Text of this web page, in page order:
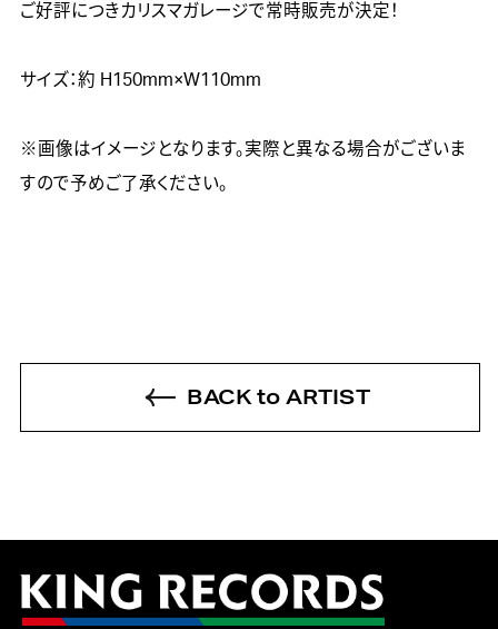
ご好評につきカリスマガレージで常時販売が決定！
サイズ：約 H150mm×W110mm
※画像はイメージとなります。実際と異なる場合がございま
すので予めご了承ください。
BACK to ARTIST